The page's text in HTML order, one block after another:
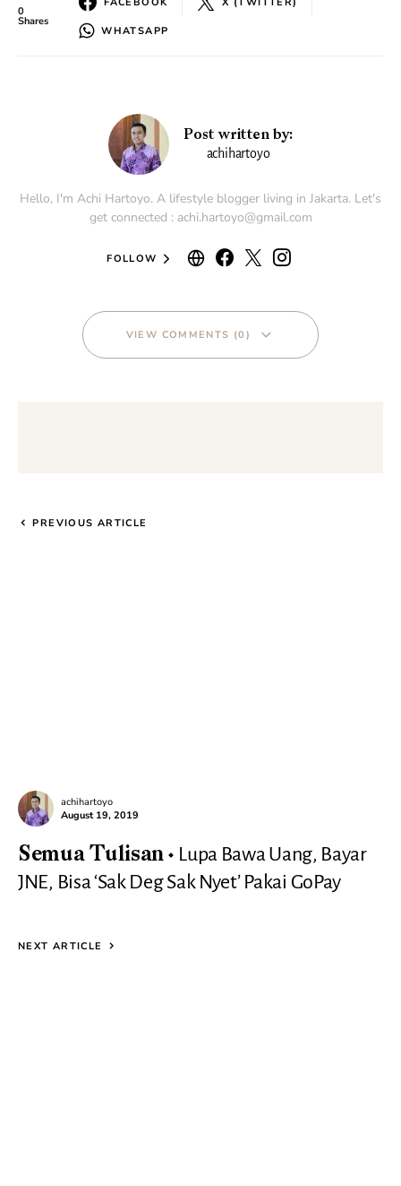
0
Shares
WHATSAPP
Post written by:
achihartoyo
Hello, I'm Achi Hartoyo. A lifestyle blogger living in Jakarta. Let's
get connected : achi.hartoyo@gmail.com
FOLLOW
VIEW COMMENTS (0)
PREVIOUS ARTICLE
achihartoyo
August 19, 2019
Semua Tulisan
Lupa Bawa Uang, Bayar
JNE, Bisa ‘Sak Deg Sak Nyet’ Pakai GoPay
NEXT ARTICLE